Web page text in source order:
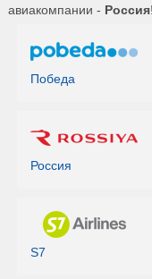
авиакомпании - Россия!
Победа
Россия
S7